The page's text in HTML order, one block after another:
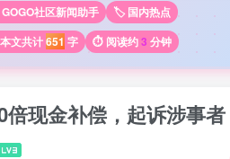
社区新闻助手
🏷️ 国内热点
文共计651 字 ⏱️ 阅读约3 分钟
现金补偿，起诉涉事者